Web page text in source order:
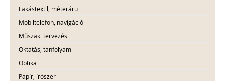
Lakástextil, méteráru
Mobiltelefon, navigáció
Műszaki tervezés
Oktatás, tanfolyam
Optika
Papír, írószer